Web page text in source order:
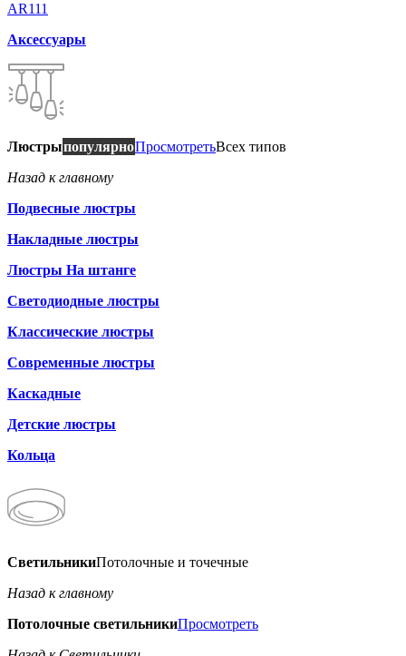
AR111
Аксессуары
ЛюстрыпопулярноПросмотретьВсех типов
Назад к главному
Подвесные люстры
Накладные люстры
Люстры На штанге
Светодиодные люстры
Классические люстры
Современные люстры
Каскадные
Детские люстры
Кольца
СветильникиПотолочные и точечные
Назад к главному
Потолочные светильникиПросмотреть